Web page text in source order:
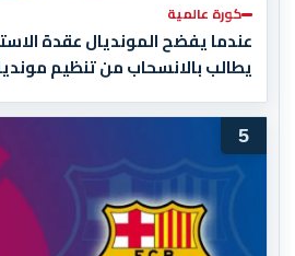
كورة عالمية
عندما يفضح المونديال عقدة
المغرب المباراة النهائية!
5